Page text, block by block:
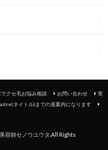
でクセ毛お悩み相談 お問い合わせ
実
ネイトル)までの道案内になります
容師セノウユウタ .All Rights